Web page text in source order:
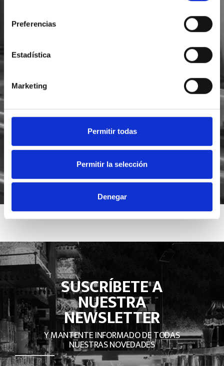
Preferencias
Estadística
Marketing
Permitir todas
Permitir la selección
Denegar
He leído y acepto la
Acepto recibir novedades deFoodsat
SUSCRÍBETE A
NUESTRA
NEWSLETTER
Y MANTENTE INFORMADO DE TODAS
NUESTRAS NOVEDADES